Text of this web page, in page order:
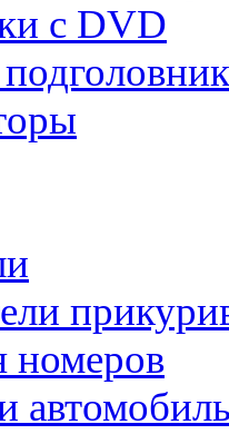
с DVD
номеров